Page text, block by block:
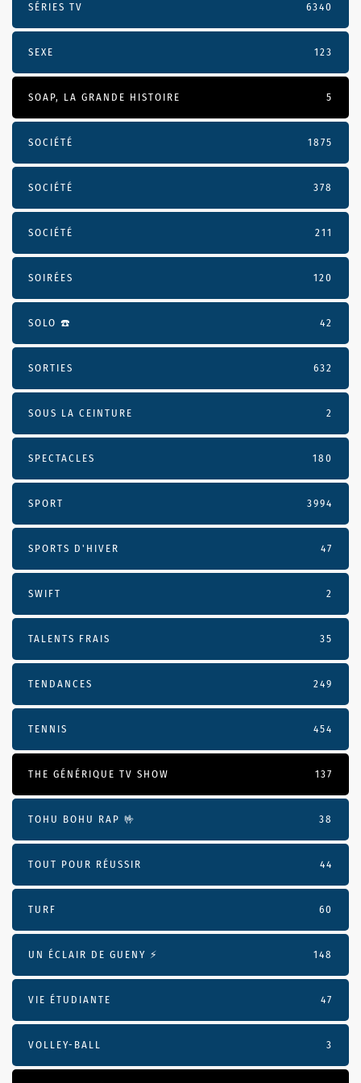
SÉRIES TV 6340
SEXE 123
SOAP, LA GRANDE HISTOIRE 5
SOCIÉTÉ 1875
SOCIÉTÉ 378
SOCIÉTÉ 211
SOIRÉES 120
SOLO ☎️ 42
SORTIES 632
SOUS LA CEINTURE 2
SPECTACLES 180
SPORT 3994
SPORTS D'HIVER 47
SWIFT 2
TALENTS FRAIS 35
TENDANCES 249
TENNIS 454
THE GÉNÉRIQUE TV SHOW 137
TOHU BOHU RAP 🤟 38
TOUT POUR RÉUSSIR 44
TURF 60
UN ÉCLAIR DE GUENY ⚡️ 148
VIE ÉTUDIANTE 47
VOLLEY-BALL 3